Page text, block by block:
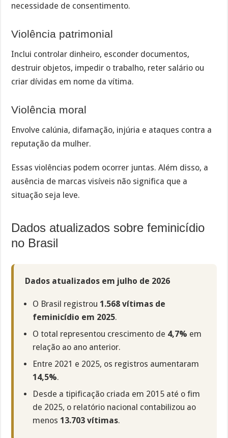
necessidade de consentimento.
Violência patrimonial
Inclui controlar dinheiro, esconder documentos,
destruir objetos, impedir o trabalho, reter salário ou
criar dívidas em nome da vítima.
Violência moral
Envolve calúnia, difamação, injúria e ataques contra a
reputação da mulher.
Essas violências podem ocorrer juntas. Além disso, a
ausência de marcas visíveis não significa que a
situação seja leve.
Dados atualizados sobre feminicídio
no Brasil
Dados atualizados em julho de 2026
O Brasil registrou1.568 vítimas de
feminicídio em 2025.
O total representou crescimento de 4,7% em
relação ao ano anterior.
Entre 2021 e 2025, os registros aumentaram
14,5%.
Desde a tipificação criada em 2015 até o fim
de 2025, o relatório nacional contabilizou ao
menos13.703 vítimas.